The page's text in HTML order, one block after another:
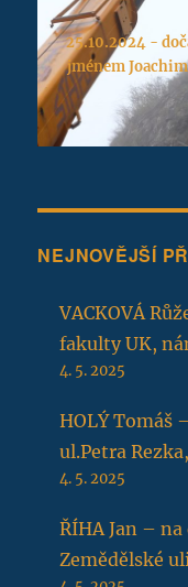
25.10.2024 -
jménem
NEJNOVĚJŠÍ
VACKOVÁ
fakulty UK,
4. 5. 2025
HOLÝ Tomáš
ul.Petra
4. 5. 2025
ŘÍHA Jan – na
Zemědělské